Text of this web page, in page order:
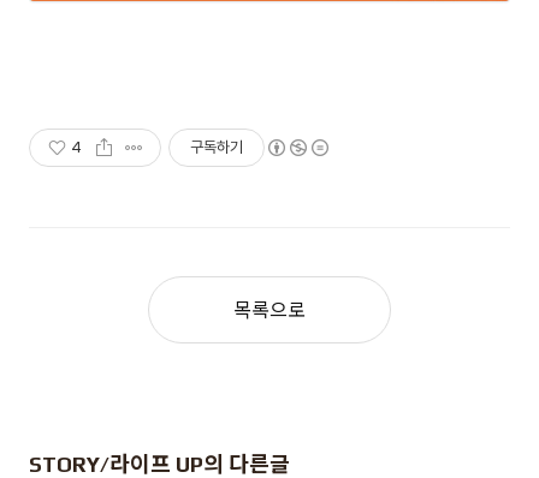
4 구독하기
목록으로
STORY/라이프 UP의 다른글